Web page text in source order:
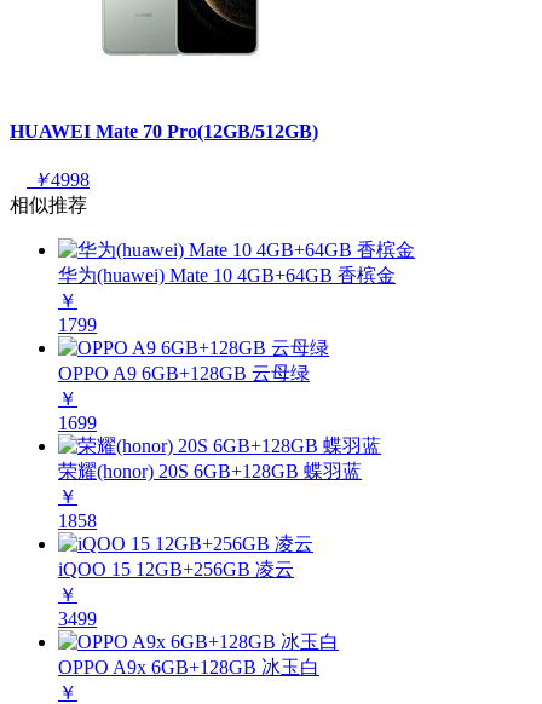
HUAWEI Mate 70 Pro(12GB/512GB)
￥4998
相似推荐
华为(huawei) Mate 10 4GB+64GB 香槟金
￥
1799
OPPO A9 6GB+128GB 云母绿
￥
1699
荣耀(honor) 20S 6GB+128GB 蝶羽蓝
￥
1858
iQOO 15 12GB+256GB 凌云
￥
3499
OPPO A9x 6GB+128GB 冰玉白
￥